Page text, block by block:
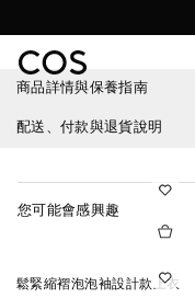
商品詳情與保養指南
配送、付款與退貨說明
您可能會感興趣
鬆緊縮褶泡泡袖設計款上衣